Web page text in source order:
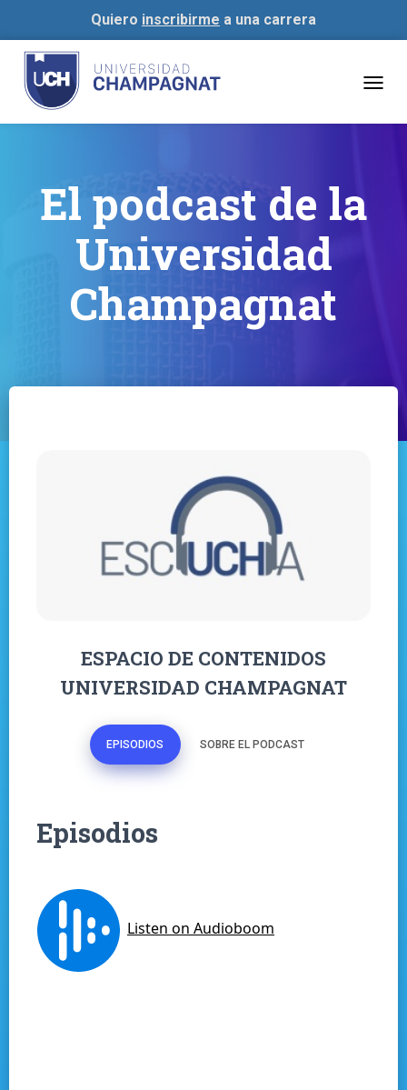
Quiero inscribirme a una carrera
El podcast de la
Universidad
Champagnat
ESPACIO DE CONTENIDOS
UNIVERSIDAD CHAMPAGNAT
EPISODIOS SOBRE EL PODCAST
Episodios